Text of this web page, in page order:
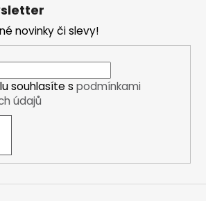
novinky či slevy!
souhlasíte s podmínkami
údajů